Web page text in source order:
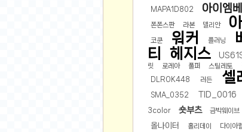
익명 게시판
고민 게시판
결정 장애
정치 토론
연애 게시판
MAPA1D802 아이엠베
쫀쫀스판 라본 델리안
코쿤 워커 플러닝
티
헤지스
릿
로레아 풀퍼 스틸레토
DLROK448
러든 셀
SMA_0352 TID_0016
3color 숏부츠 금박웨이브
올나이터 홀리데이 다이아